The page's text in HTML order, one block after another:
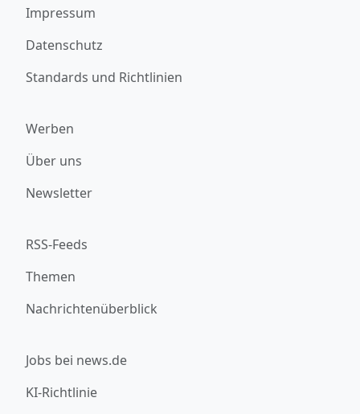
Impressum
Datenschutz
Standards und Richtlinien
Werben
Über uns
Newsletter
RSS-Feeds
Themen
Nachrichtenüberblick
Jobs bei news.de
KI-Richtlinie